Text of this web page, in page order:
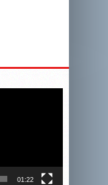
01:22